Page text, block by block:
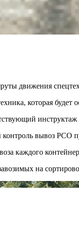
движения
которая
контроль вывоз РСО
каждого
на